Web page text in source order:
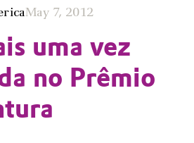
May 7, 2012
uma vez
no Prêmio